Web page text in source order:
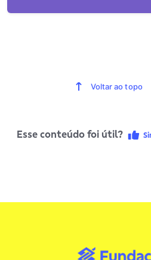
Voltar ao topo
Esse conteúdo foi útil?